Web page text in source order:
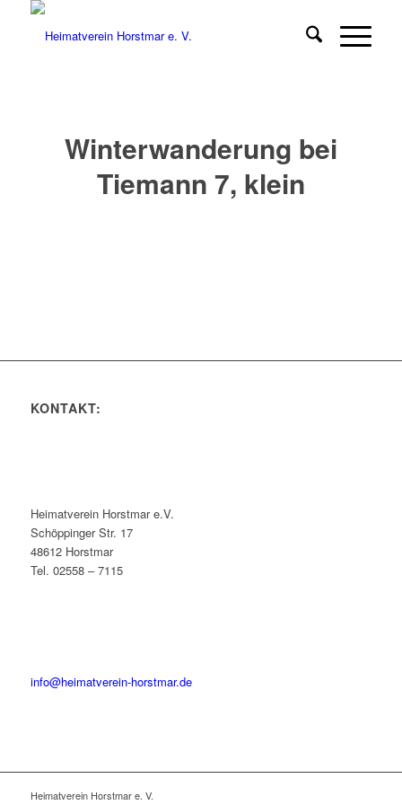
Winterwanderung bei
Tiemann 7, klein
KONTAKT:
Heimatverein Horstmar e.V.
Schöppinger Str. 17
48612 Horstmar
Tel. 02558 – 7115
info@heimatverein-horstmar.de
Heimatverein Horstmar e. V.